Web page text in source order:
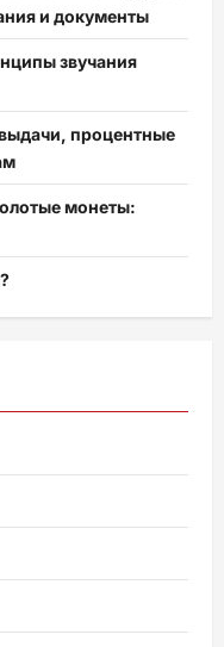
и документы
звучания
процентные
монеты: